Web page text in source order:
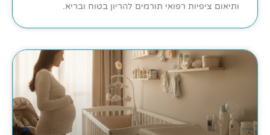
ותיאום ציפיות רפואי תורמים להריון בטוח ובריא.